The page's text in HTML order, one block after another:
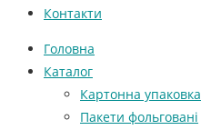
Контакти
Головна
Каталог
Картонна упаковка
Пакети фольговані